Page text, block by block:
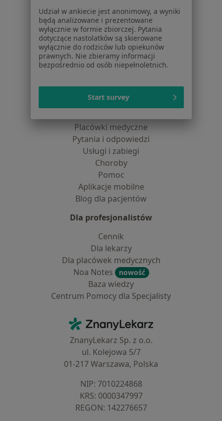
Jak działają wyniki wyszukiwania
Dostępność
O nas
Praca Rekrutujemy!
Partnerzy
Centrum prasowe
Dla pacjentów
Placówki medyczne
Pytania i odpowiedzi
Usługi i zabiegi
Choroby
Pomoc
Aplikacje mobilne
Blog dla pacjentów
Dla profesjonalistów
Cennik
Dla lekarzy
Dla placówek medycznych
Noa Notes
nowość
Baza wiedzy
Centrum Pomocy dla Specjalisty
ZnanyLekarz - Strona główna
ZnanyLekarz Sp. z o.o.
ul. Kolejowa 5/7
01-217 Warszawa, Polska
NIP: ⁠7010224868
KRS: ⁠0000347997
REGON: ⁠142276657
Udział w ankiecie jest anonimowy, a wyniki
będą analizowane i prezentowane
wyłącznie w formie zbiorczej. Pytania
dotyczące nastolatków są skierowane
wyłącznie do rodziców lub opiekunów
prawnych. Nie zbieramy informacji
bezpośrednio od osób niepełnoletnich.
Start survey